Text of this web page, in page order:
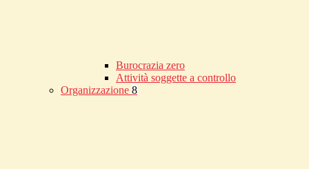
Burocrazia zero
Attività soggette a controllo
Organizzazione 8